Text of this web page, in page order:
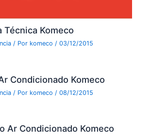
Técnica Komeco
/ Por komeco/03/12/2015
Condicionado Komeco
/ Por komeco /08/12/2015
Ar Condicionado Komeco